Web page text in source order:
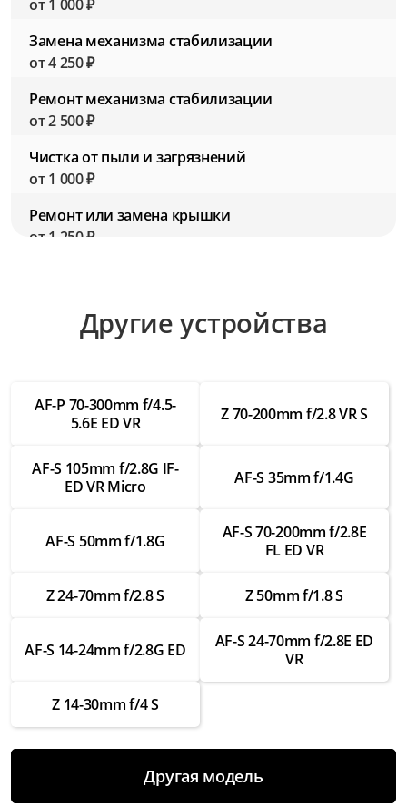
от 1 000 ₽
Замена механизма стабилизации
от 4 250 ₽
Ремонт механизма стабилизации
от 2 500 ₽
Чистка от пыли и загрязнений
от 1 000 ₽
Ремонт или замена крышки
от 1 250 ₽
Ремонт резьбы для фильтров
от 3 500 ₽
Ремонт шлейфов внутри
от 2 000 ₽
от 1 750 ₽
от 3 500 ₽
от 2 000 ₽
Другие устройства
AF-P 70-300mm f/4.5-
5.6E ED VR
Z 70-200mm f/2.8 VR S
AF-S 105mm f/2.8G IF-
ED VR Micro
AF-S 35mm f/1.4G
AF-S 50mm f/1.8G
AF-S 70-200mm f/2.8E
FL ED VR
Z 24-70mm f/2.8 S Z 50mm f/1.8 S
AF-S 14-24mm f/2.8G ED
AF-S 24-70mm f/2.8E ED
VR
Z 14-30mm f/4 S
Другая модель